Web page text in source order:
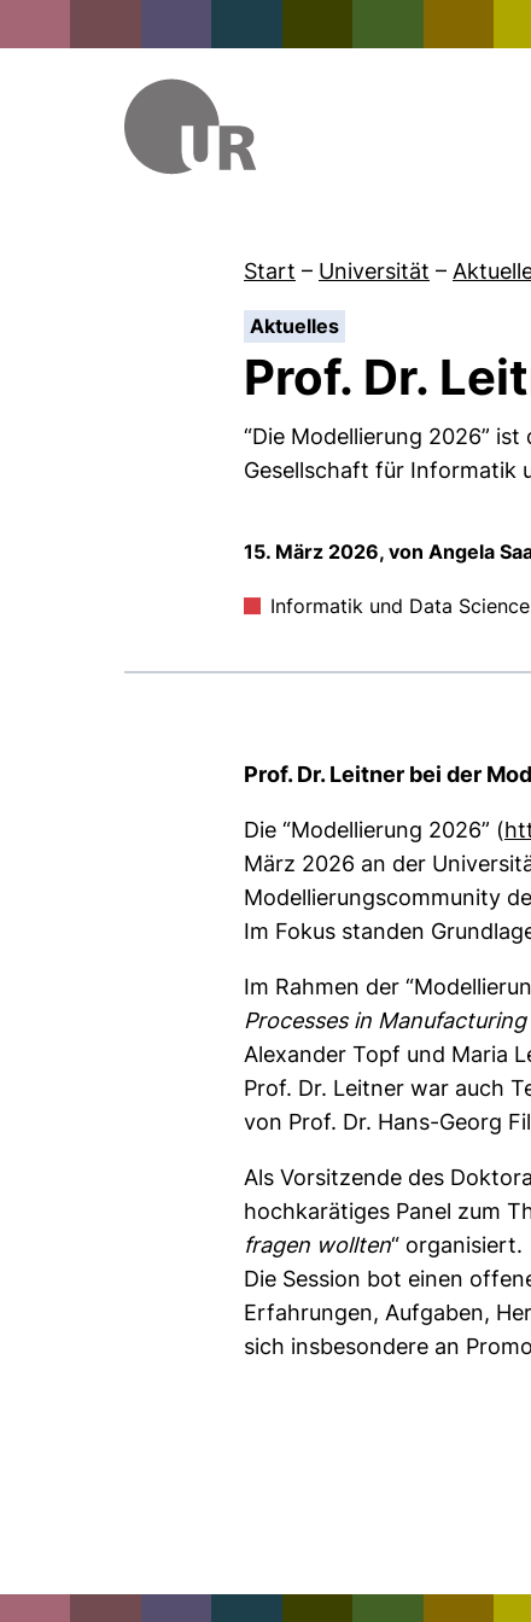
Start – Universität –
Aktuelles:
Prof. Dr.
“Die Modellierung 2026”
Gesellschaft für Informatik
15. März 2026, von Angela
Informatik und Data Science
Prof. Dr. Leitner bei der
Die “Modellierung 2026” (
März 2026 an der
Modellierungscommunity
Im Fokus standen
Im Rahmen der
Processes in
Alexander Topf und Maria
Prof. Dr. Leitner war auch
von Prof. Dr. Hans-Georg
Als Vorsitzende des
hochkarätiges Panel zum
fragen wollten“ organisiert.
Die Session bot einen
Erfahrungen, Aufgaben,
sich insbesondere an